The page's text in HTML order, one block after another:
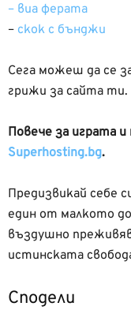
– виа ферата
– скок с бънджи
Сега можеш да се
грижи за сайта ти.
Повече за играта
Superhosting.bg.
Предизвикай себе
един от малкото
въздушно
истинската
Сподели